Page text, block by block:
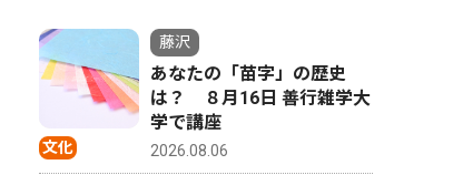
文化
藤沢
あなたの「苗字」の歴史
は？ ８月16日 善行雑学大
学で講座
2026.08.06